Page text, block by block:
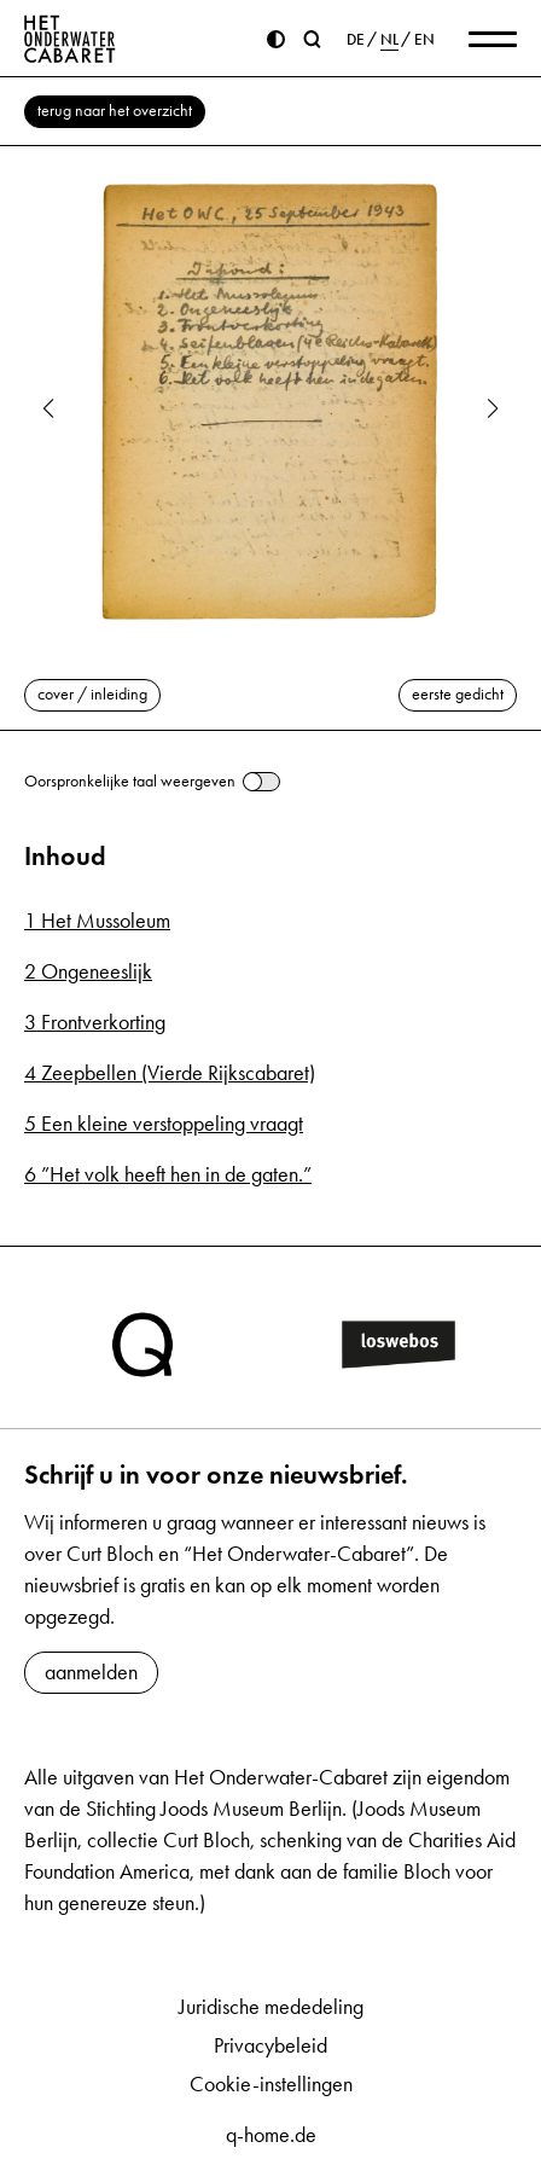
DE NL EN
terug naar het overzicht
cover / inleiding eerste gedicht
Oorspronkelijke taal weergeven
Inhoud
1 Het Mussoleum
2 Ongeneeslijk
3 Frontverkorting
4 Zeepbellen (Vierde Rijkscabaret)
5 Een kleine verstoppeling vraagt
6 ”Het volk heeft hen in de gaten.”
Schrijf u in voor onze nieuwsbrief.
Wij informeren u graag wanneer er interessant nieuws is
over Curt Bloch en “Het Onderwater-Cabaret”. De
nieuwsbrief is gratis en kan op elk moment worden
opgezegd.
aanmelden
Alle uitgaven van Het Onderwater-Cabaret zijn eigendom
van de Stichting Joods Museum Berlijn. (Joods Museum
Berlijn, collectie Curt Bloch, schenking van de Charities Aid
Foundation America, met dank aan de familie Bloch voor
hun genereuze steun.)
q-home.de
Juridische mededeling
Privacybeleid
Cookie-instellingen